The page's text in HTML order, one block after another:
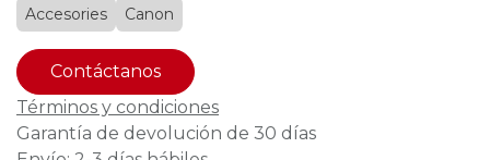
Accesories Canon
Contáctanos
Términos y condiciones
Garantía de devolución de 30 días